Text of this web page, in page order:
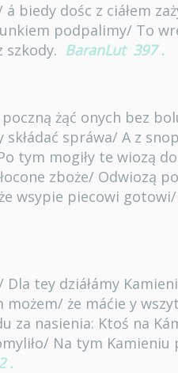
biedy dośc z ciáłem
podpalimy/ To
szkody. BaranLut 397 .
żąć onych bez
spráwa/ A z
tym mogiły te wiozą
zboże/ Odwiozą
wsypie piecowi
Dla tey dziáłámy
że máćie y
za nasienia: Ktoś na
Na tym Kamieniu
.